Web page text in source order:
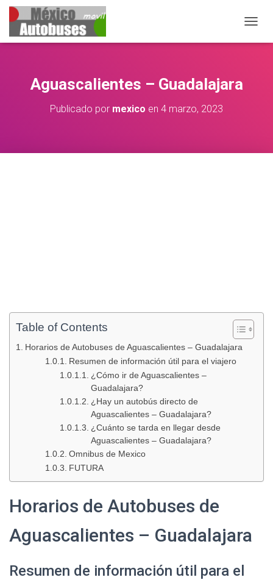
Aguascalientes – Guadalajara
Publicado por mexico en 4 marzo, 2023
Table of Contents
Horarios de Autobuses de Aguascalientes – Guadalajara
Resumen de información útil para el viajero
¿Cómo ir de Aguascalientes –
Guadalajara?
¿Hay un autobús directo de
Aguascalientes – Guadalajara?
¿Cuánto se tarda en llegar desde
Aguascalientes – Guadalajara?
Omnibus de Mexico
FUTURA
Horarios de Autobuses de
Aguascalientes – Guadalajara
Resumen de información útil para el